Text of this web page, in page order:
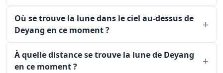
Où se trouve la lune dans le ciel au-dessus de
Deyang en ce moment ?
À quelle distance se trouve la lune de Deyang
en ce moment ?